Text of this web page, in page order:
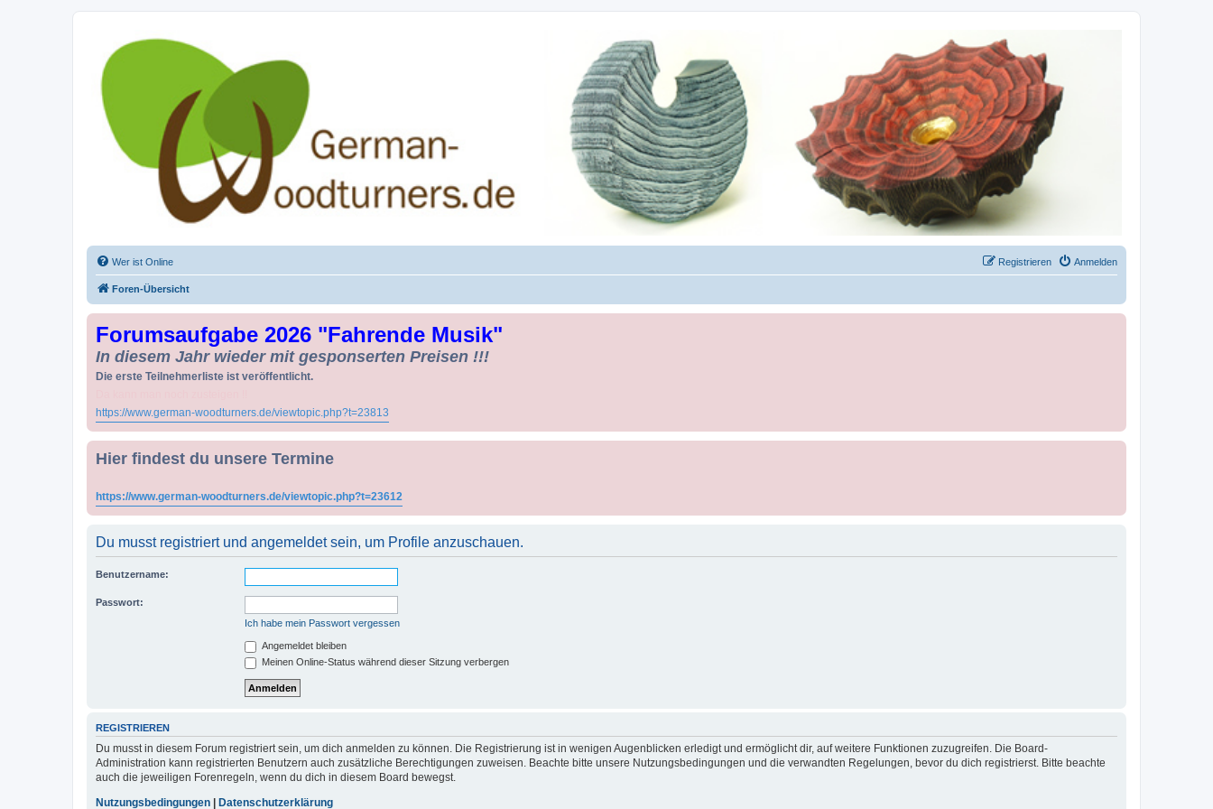
Drechseln und Kunsthandwerk - German-Woodturners *Forum Sauerland*
Der Treffpunkt für Drechsler und Freunde des Kunsthandwerks
Wer ist Online Anmelden
Registrieren
Foren-Übersicht
Forumsaufgabe 2026 "Fahrende Musik"
In diesem Jahr wieder mit gesponserten Preisen !!!
Die erste Teilnehmerliste ist veröffentlicht.
https://www.german-woodturners.de/viewtopic.php?t=23813
Hier findest du unsere Termine
https://www.german-woodturners.de/viewtopic.php?t=23612
Du musst registriert und angemeldet sein, um Profile anzuschauen.
Benutzername:
Passwort:
Ich habe mein Passwort vergessen
Angemeldet bleiben
Meinen Online-Status während dieser Sitzung verbergen
REGISTRIEREN
Du musst in diesem Forum registriert sein, um dich anmelden zu können. Die Registrierung ist in wenigen Augenblicken erledigt und ermöglicht dir, auf weitere Funktionen zuzugreifen. Die Board-
Administration kann registrierten Benutzern auch zusätzliche Berechtigungen zuweisen. Beachte bitte unsere Nutzungsbedingungen und die verwandten Regelungen, bevor du dich registrierst. Bitte beachte
auch die jeweiligen Forenregeln, wenn du dich in diesem Board bewegst.
Nutzungsbedingungen
Datenschutzerklärung